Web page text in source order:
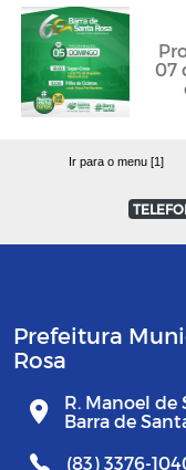
07
Ir para o menu [1]
Prefeitura
Rosa
R. Manoel de
Barra de
(83) 3376-